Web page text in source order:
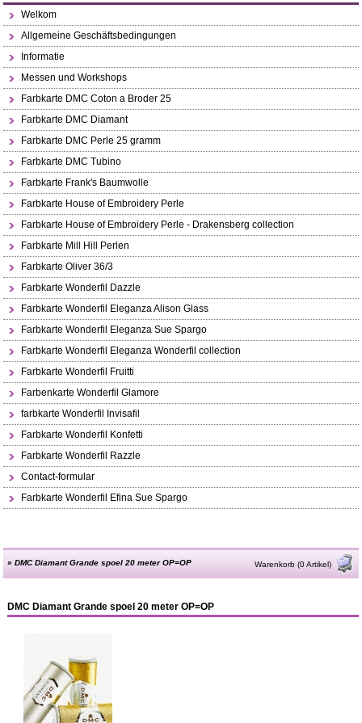
Welkom
Allgemeine Geschäftsbedingungen
Informatie
Messen und Workshops
Farbkarte DMC Coton a Broder 25
Farbkarte DMC Diamant
Farbkarte DMC Perle 25 gramm
Farbkarte DMC Tubino
Farbkarte Frank's Baumwolle
Farbkarte House of Embroidery Perle
Farbkarte House of Embroidery Perle - Drakensberg collection
Farbkarte Mill Hill Perlen
Farbkarte Oliver 36/3
Farbkarte Wonderfil Dazzle
Farbkarte Wonderfil Eleganza Alison Glass
Farbkarte Wonderfil Eleganza Sue Spargo
Farbkarte Wonderfil Eleganza Wonderfil collection
Farbkarte Wonderfil Fruitti
Farbenkarte Wonderfil Glamore
farbkarte Wonderfil Invisafil
Farbkarte Wonderfil Konfetti
Farbkarte Wonderfil Razzle
Contact-formular
Farbkarte Wonderfil Efina Sue Spargo
»DMC Diamant Grande spoel 20 meter OP=OP Warenkorb (0 Artikel)
DMC Diamant Grande spoel 20 meter OP=OP